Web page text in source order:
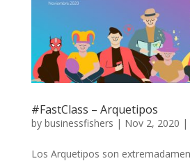
#FastClass – Arquetipos
by businessfishers | Nov 2, 2020 |
Los Arquetipos son